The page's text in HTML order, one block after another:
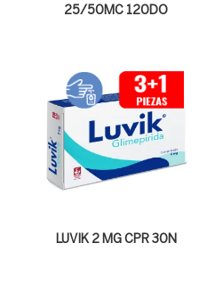
25/50MC 120DO
LUVIK 2 MG CPR 30N